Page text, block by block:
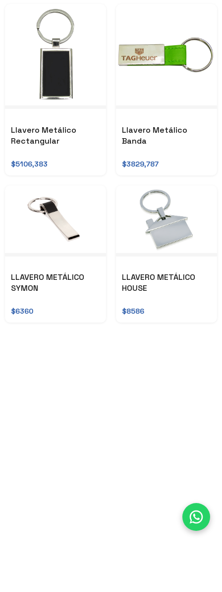
Llavero Metálico
Rectangular
$5106,383
Llavero Metálico
Banda
$3829,787
LLAVERO METÁLICO
SYMON
$6360
LLAVERO METÁLICO
HOUSE
$8586